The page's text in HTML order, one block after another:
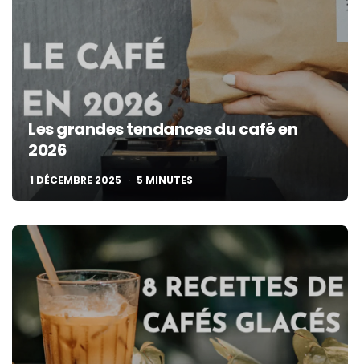
Les grandes tendances du café en
2026
1 DÉCEMBRE 2025 5 MINUTES